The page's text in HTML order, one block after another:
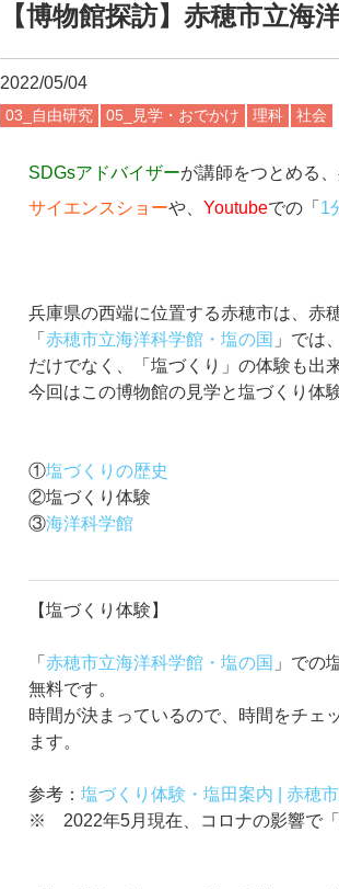
【博物館探訪】赤穂市立
2022/05/04
03_自由研究 05_見学・おでかけ 理科 社会
SDGsアドバイザーが講師をつとめる
サイエンスショーや、Youtubeでの「 1
兵庫県の西端に位置する赤穂市は、赤
「赤穂市立海洋科学館・塩の国 」では
だけでなく、「塩づくり」の体験も出
今回はこの博物館の見学と塩づくり体
①塩づくりの歴史
②塩づくり体験
③海洋科学館
【塩づくり体験】
「赤穂市立海洋科学館・塩の国 」での
無料です。
時間が決まっているので、時間をチェ
ます。
参考：塩づくり体験・塩田案内 | 赤穂
※ 2022年5月現在、コロナの影響で